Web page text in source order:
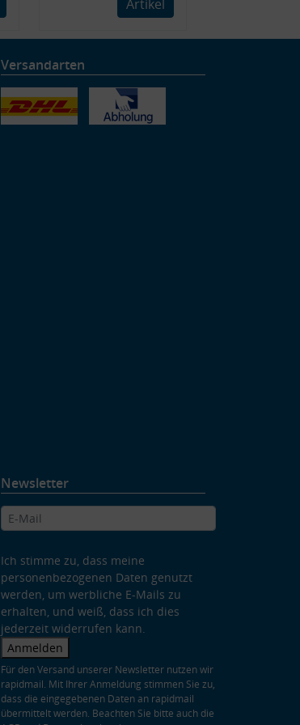
Artikel
Versandarten
Newsletter
Ich stimme zu, dass meine
personenbezogenen Daten genutzt
werden, um werbliche E-Mails zu
erhalten, und weiß, dass ich dies
jederzeit widerrufen kann.
Anmelden
Für den Versand unserer Newsletter nutzen wir
rapidmail. Mit Ihrer Anmeldung stimmen Sie zu,
dass die eingegebenen Daten an rapidmail
übermittelt werden. Beachten Sie bitte auch die